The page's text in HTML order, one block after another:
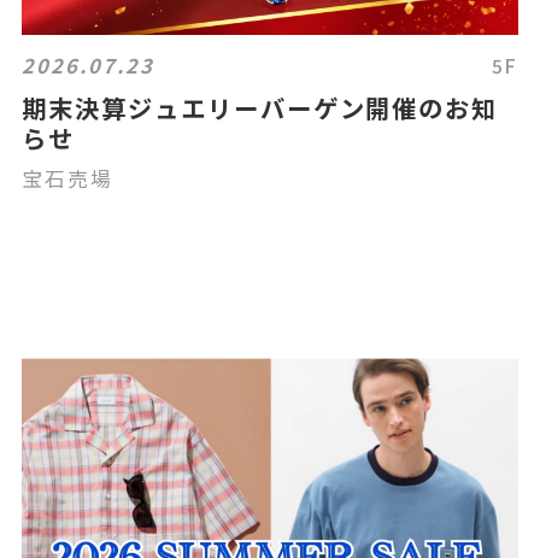
2026.07.23 5F
期末決算ジュエリーバーゲン開催のお知
らせ
宝石売場